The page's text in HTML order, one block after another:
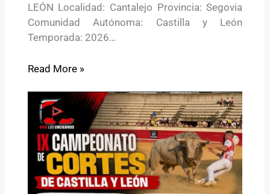
LEÓN Localidad: Cantalejo Provincia: Segovia
Comunidad Autónoma: Castilla y León
Temporada: 2026…
Read More »